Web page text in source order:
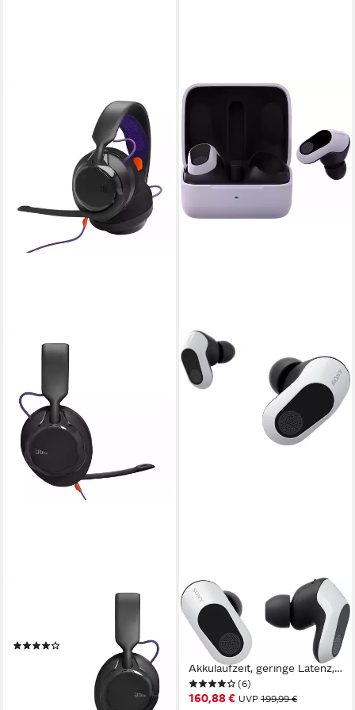
59,99 €
lieferbar - in 3-4 Werktagen bei dir
SONY
INZONE Buds Gaming-
Headset (Noise-Cancelling,
360 Spatial Sound, 24 Std
Akkulaufzeit, geringe Latenz,
Mic mit AI)(6)
160,88 € UVP 199,99 €